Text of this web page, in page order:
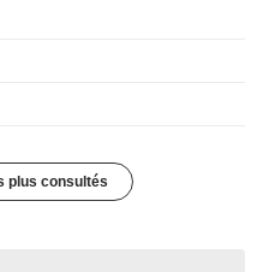
plus consultés